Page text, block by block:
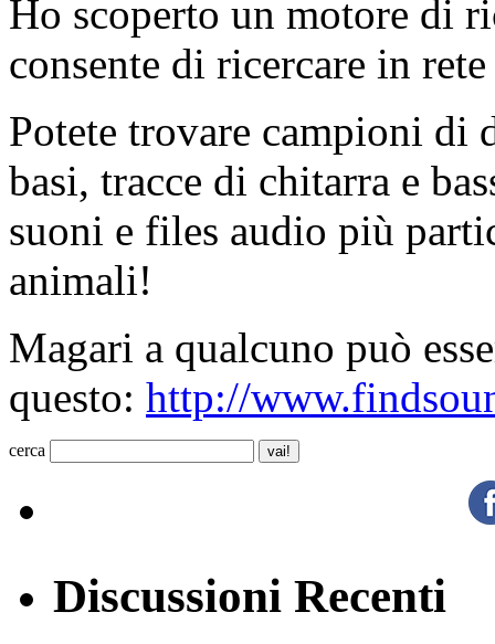
Ho scoperto un motore di
consente di ricercare in
Potete trovare campioni di
basi, tracce di chitarra e
suoni e files audio più
animali!
Magari a qualcuno può
questo: http://
cerca
Discussioni Recenti